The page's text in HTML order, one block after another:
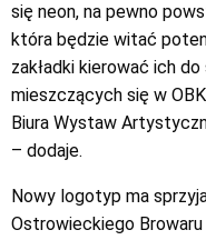
się neon, na pewno
która będzie witać
zakładki kierować ich
mieszczących się w
Biura Wystaw
– dodaje.
Nowy logotyp ma
Ostrowieckiego